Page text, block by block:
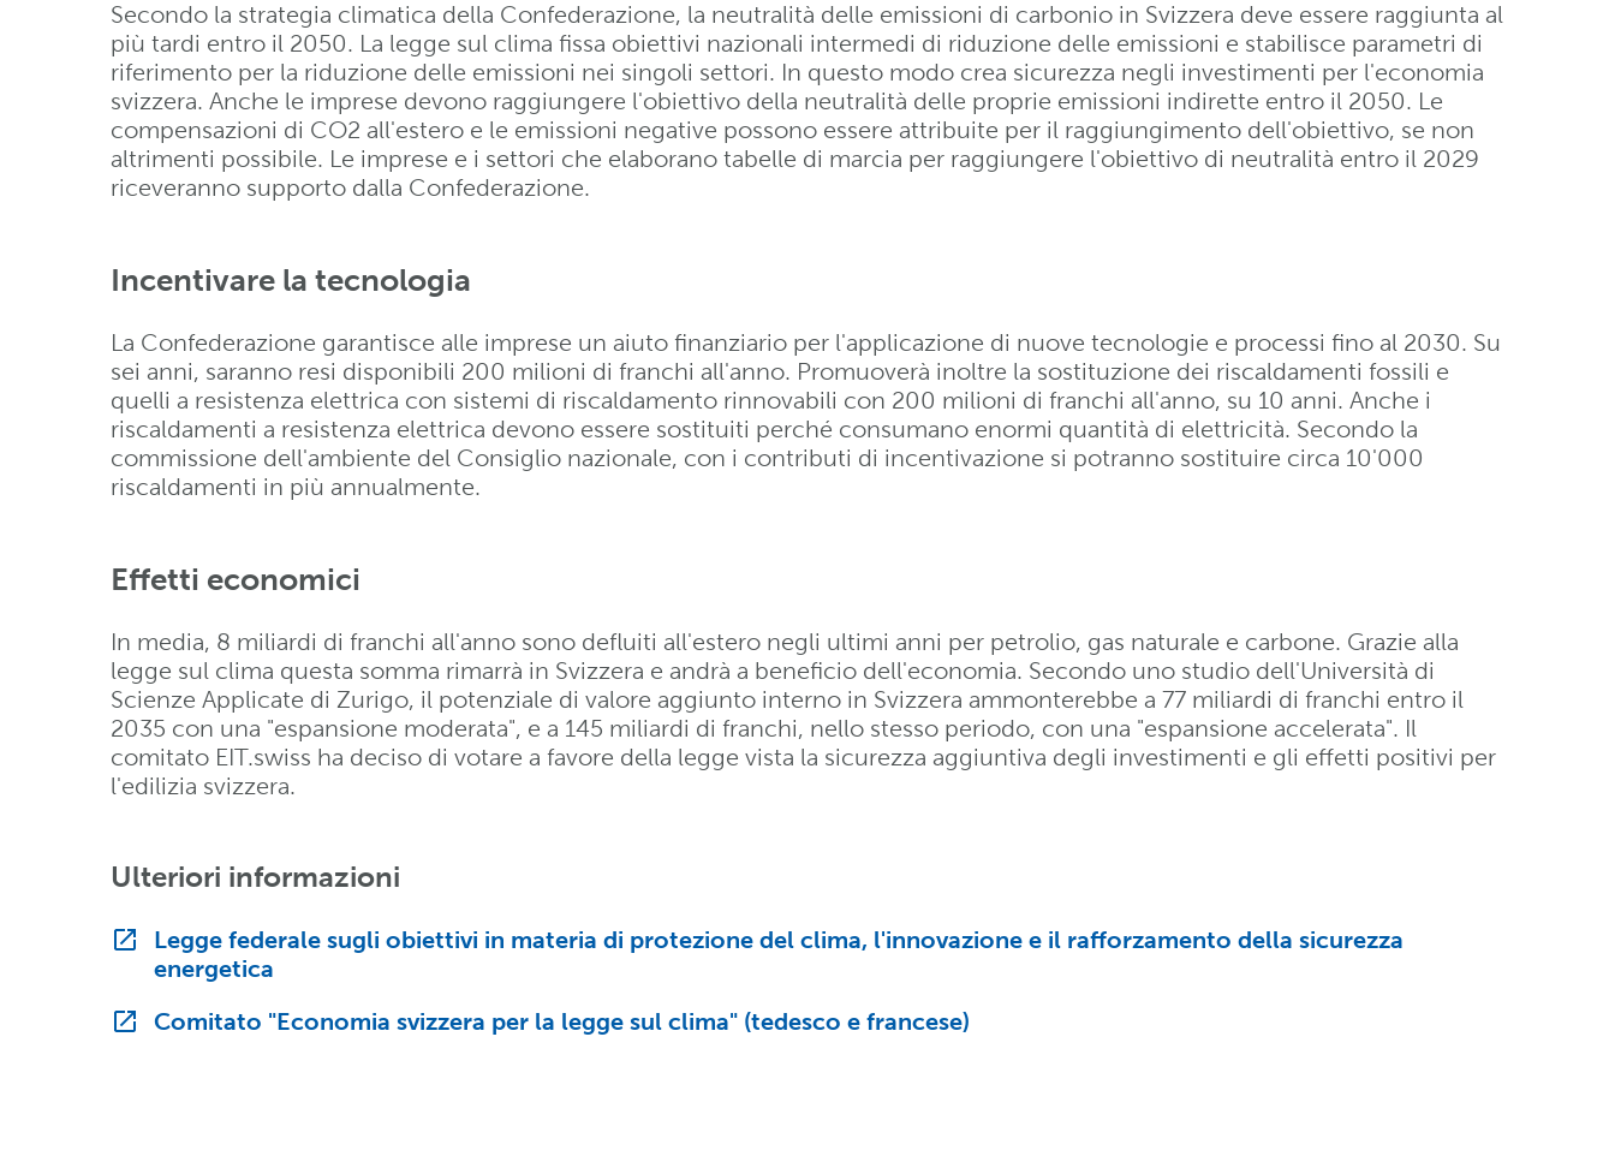
Secondo la strategia climatica della Confederazione, la neutralità delle emissioni di carbonio in Svizzera deve essere raggiunta al
più tardi entro il 2050. La legge sul clima fissa obiettivi nazionali intermedi di riduzione delle emissioni e stabilisce parametri di
riferimento per la riduzione delle emissioni nei singoli settori. In questo modo crea sicurezza negli investimenti per l'economia
svizzera. Anche le imprese devono raggiungere l'obiettivo della neutralità delle proprie emissioni indirette entro il 2050. Le
compensazioni di CO2 all'estero e le emissioni negative possono essere attribuite per il raggiungimento dell'obiettivo, se non
altrimenti possibile. Le imprese e i settori che elaborano tabelle di marcia per raggiungere l'obiettivo di neutralità entro il 2029
riceveranno supporto dalla Confederazione.
Incentivare la tecnologia
La Confederazione garantisce alle imprese un aiuto finanziario per l'applicazione di nuove tecnologie e processi fino al 2030. Su
sei anni, saranno resi disponibili 200 milioni di franchi all'anno. Promuoverà inoltre la sostituzione dei riscaldamenti fossili e
quelli a resistenza elettrica con sistemi di riscaldamento rinnovabili con 200 milioni di franchi all'anno, su 10 anni. Anche i
riscaldamenti a resistenza elettrica devono essere sostituiti perché consumano enormi quantità di elettricità. Secondo la
commissione dell'ambiente del Consiglio nazionale, con i contributi di incentivazione si potranno sostituire circa 10'000
riscaldamenti in più annualmente.
Effetti economici
In media, 8 miliardi di franchi all'anno sono defluiti all'estero negli ultimi anni per petrolio, gas naturale e carbone. Grazie alla
legge sul clima questa somma rimarrà in Svizzera e andrà a beneficio dell'economia. Secondo uno studio dell'Università di
Scienze Applicate di Zurigo, il potenziale di valore aggiunto interno in Svizzera ammonterebbe a 77 miliardi di franchi entro il
2035 con una "espansione moderata", e a 145 miliardi di franchi, nello stesso periodo, con una "espansione accelerata". Il
comitato EIT.swiss ha deciso di votare a favore della legge vista la sicurezza aggiuntiva degli investimenti e gli effetti positivi per
l'edilizia svizzera.
Ulteriori informazioni
Legge federale sugli obiettivi in materia di protezione del clima, l'innovazione e il rafforzamento della sicurezza
energetica
Comitato "Economia svizzera per la legge sul clima" (tedesco e francese)